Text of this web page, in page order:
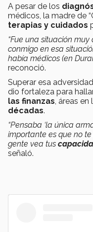
A pesar de los
médicos, la madre de
terapias y cuidados
“Fue una situación
conmigo en esa
había médicos (en
reconoció.
Superar esa
dio fortaleza para
las finanzas , áreas
décadas.
“Pensaba ‘la única
importante es que no
gente vea tus
señaló.